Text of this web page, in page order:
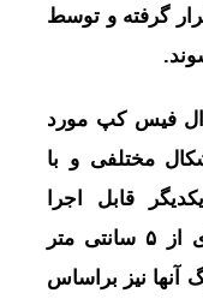
گرفته و توسط
فیس کپ مورد
مختلفی و با
قابل اجرا
هستند. اما عرض این درپوش های از ۵ سانتی متر
آنها نیز براساس